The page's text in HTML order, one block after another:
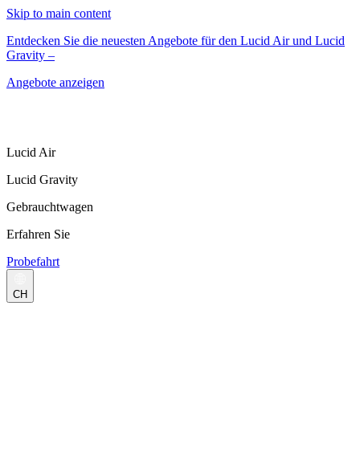
Skip to main content
Entdecken Sie die neuesten Angebote für den Lucid Air und Lucid
Gravity –
Angebote anzeigen
Lucid Air
Lucid Gravity
Gebrauchtwagen
Erfahren Sie
Probefahrt
CH